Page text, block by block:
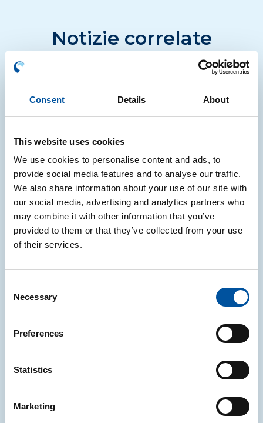
Consent Details About
This website uses cookies
We use cookies to personalise content and ads, to
provide social media features and to analyse our traffic.
We also share information about your use of our site with
our social media, advertising and analytics partners who
may combine it with other information that you’ve
provided to them or that they’ve collected from your use
of their services.
Selection
Necessary
Preferences
Statistics
Marketing
Notizie correlate
Etichettatura degli imballaggi in
CONAI ha aggiornate le note informative relative
agli obblighi di etichettatura in Francia, Spagna e
Germania
05.08.2026
PPWR: aggiornate le FAQ ufficiali della
agosto 2026
A pochi giorni dall’applicazione del Regolamento,
arrivano le nuove FAQ della Commissione europea